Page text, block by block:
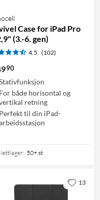
Case for iPad Pro
(3.-6. gen)
4.5 (102)
90
For både horisontal og
retning
Perfekt til din iPad-
: 50+ st
13